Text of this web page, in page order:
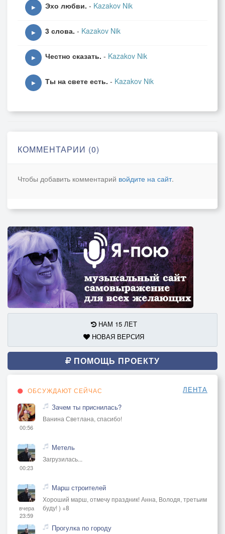
▶ Эхо любви. - Kazakov Nik
▶ 3 слова. - Kazakov Nik
▶ Честно сказать. - Kazakov Nik
▶ Ты на свете есть. - Kazakov Nik
КОММЕНТАРИИ (0)
Чтобы добавить комментарий войдите на сайт.
НАМ 15 ЛЕТ
НОВАЯ ВЕРСИЯ
ПОМОЩЬ ПРОЕКТУ
ОБСУЖДАЮТ СЕЙЧАС ЛЕНТА
00:56
Зачем ты приснилась?
Ванина Светлана, спасибо!
00:23
Метель
Загрузилась...
вчера
23:59
Марш строителей
Хороший марш, отмечу праздник! Анна, Володя, третьим
буду! ) +8
Прогулка по городу